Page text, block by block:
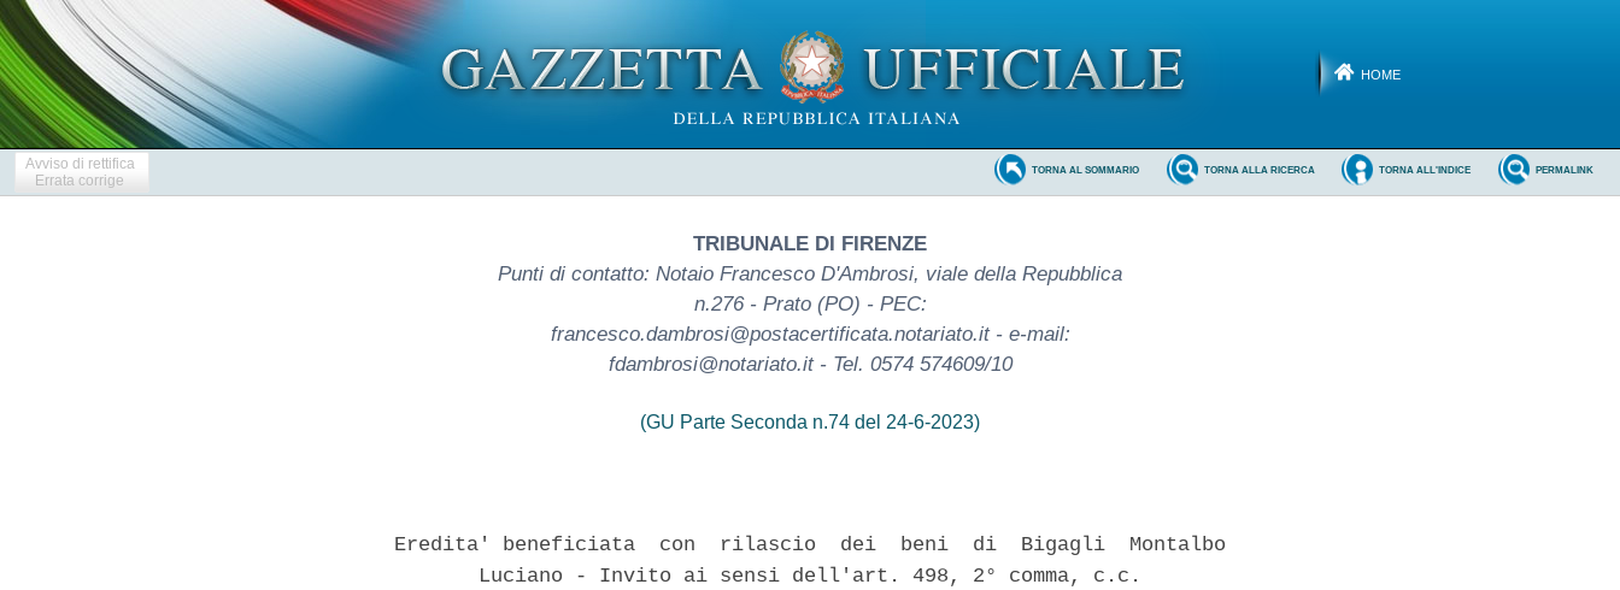
HOME
Avviso di rettifica
Errata corrige
PERMALINK
TORNA ALL'INDICE
TORNA ALLA RICERCA
TORNA AL SOMMARIO
TRIBUNALE DI FIRENZE
Punti di contatto: Notaio Francesco D'Ambrosi, viale della Repubblica
n.276 - Prato (PO) - PEC:
francesco.dambrosi@postacertificata.notariato.it - e-mail:
fdambrosi@notariato.it - Tel. 0574 574609/10
(GU Parte Seconda n.74 del 24-6-2023)
Eredita' beneficiata  con  rilascio  dei  beni  di  Bigagli  Montalbo
       Luciano - Invito ai sensi dell'art. 498, 2° comma, c.c.